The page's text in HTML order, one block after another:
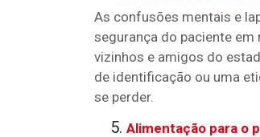
As confusões mentais e
segurança do paciente
vizinhos e amigos do
de identificação ou uma
se perder.
Alimentação para o